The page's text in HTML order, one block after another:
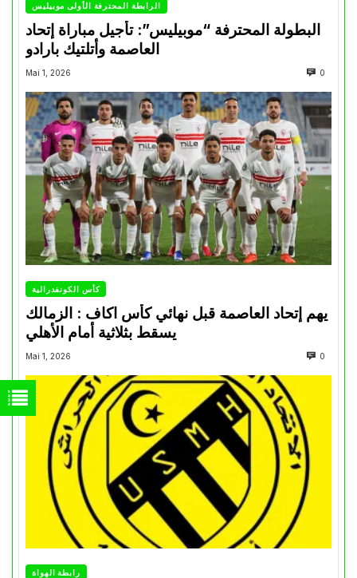
الرابطة المحترفة الأولى موبيليس
البطولة المحترفة “موبيليس”: تأجيل مباراة إتحاد
العاصمة وأتلتيك بارادو
Mai 1, 2026 0
كأس الكونفدرالية
يهم إتحاد العاصمة قبل نهائي كأس اكاف : الزمالك
Mai 1, 2026 0
رابطة الهواة